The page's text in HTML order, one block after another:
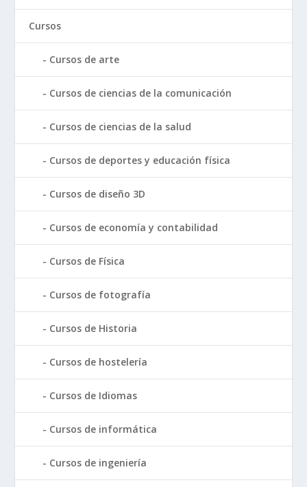
Cursos
Cursos de arte
Cursos de ciencias de la comunicación
Cursos de ciencias de la salud
Cursos de deportes y educación física
Cursos de diseño 3D
Cursos de economía y contabilidad
Cursos de Física
Cursos de fotografía
Cursos de Historia
Cursos de hostelería
Cursos de Idiomas
Cursos de informática
Cursos de ingeniería